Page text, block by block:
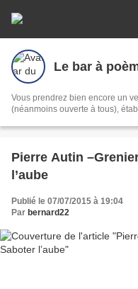
Le bar à
Vous prendrez bien encore un
(néanmoins ouverte à tous),
Pierre Autin
l’aube
Publié le 07/07/2015 à 19:04
Par bernard22